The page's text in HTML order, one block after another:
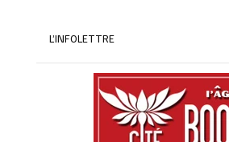
L’INFOLETTRE